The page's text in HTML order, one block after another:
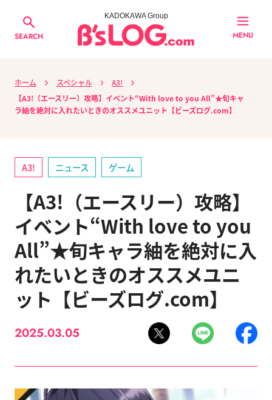
SEARCH
KADOKAWA Group
MENU
ホーム スペシャル
A3!
【A3!（エースリー）攻略】イベント“With love to you All”★旬キャ
ラ紬を絶対に入れたいときのオススメユニット【ビーズログ.com】
A3! ニュース ゲーム
【A3!（エースリー）攻略】
イベント“With love to you
All”★旬キャラ紬を絶対に入
れたいときのオススメユニ
ット【ビーズログ.com】
2025.03.05